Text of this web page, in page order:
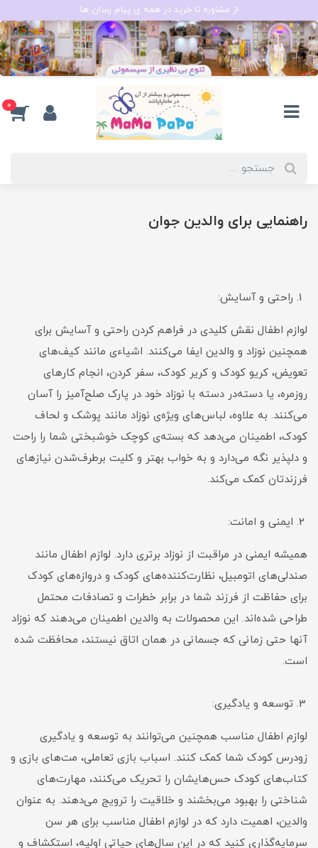
از مشاوره تا خرید در همه ی پیام رسان ها
0
راهنمایی برای والدین جوان
راحتی و آسایش:
لوازم اطفال نقش کلیدی در فراهم کردن راحتی و آسایش برای
همچنین نوزاد و والدین ایفا می‌کنند. اشیاءی مانند کیف‌های
تعویض، کریو کودک و کریر کودک، سفر کردن، انجام کارهای
روزمره، یا دسته‌در دسته با نوزاد خود در پارک صلح‌آمیز را آسان
می‌کنند. به علاوه، لباس‌های ویژه‌ی نوزاد مانند پوشک و لحاف
کودک، اطمینان می‌دهد که بسته‌ی کوچک خوشبختی شما را راحت
و دلپذیر نگه می‌دارد و به خواب بهتر و کلیت برطرف‌شدن نیازهای
فرزندتان کمک می‌کند.
ایمنی و امانت:
همیشه ایمنی در مراقبت از نوزاد برتری دارد. لوازم اطفال مانند
صندلی‌های اتومبیل، نظارت‌کننده‌های کودک و دروازه‌های کودک
برای حفاظت از فرزند شما در برابر خطرات و تصادفات محتمل
طراحی شده‌اند. این محصولات به والدین اطمینان می‌دهند که نوزاد
آنها حتی زمانی که جسمانی در همان اتاق نیستند، محافظت شده
است.
توسعه و یادگیری:
لوازم اطفال مناسب همچنین می‌توانند به توسعه و یادگیری
زودرس کودک شما کمک کنند. اسباب بازی تعاملی، مت‌های بازی و
کتاب‌های کودک حس‌هایشان را تحریک می‌کنند، مهارت‌های
شناختی را بهبود می‌بخشند و خلاقیت را ترویج می‌دهند. به عنوان
والدین، اهمیت دارد که در لوازم اطفال مناسب برای هر سن
سرمایه‌گذاری کنید که در این سال‌های حیاتی اولیه، استکشاف و